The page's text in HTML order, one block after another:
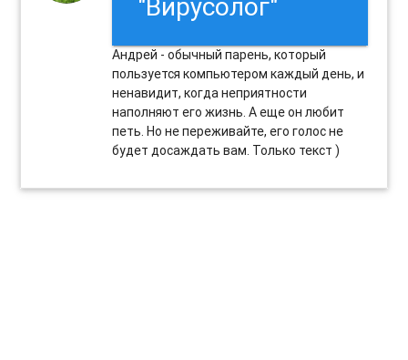
"Вирусолог"
Андрей - обычный парень, который
пользуется компьютером каждый день, и
ненавидит, когда неприятности
наполняют его жизнь. А еще он любит
петь. Но не переживайте, его голос не
будет досаждать вам. Только текст )